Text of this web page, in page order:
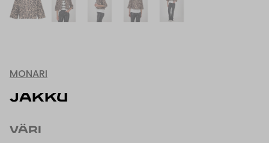
MONARI
JAKKU
VÄRI